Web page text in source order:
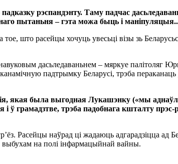
рэспандэнту. Таму падчас
пытаньня – гэта можа быць і
што расейцы хочуць увесьці візы зь
дасьледаваньнем – мяркуе палітоляг Юры
падтрымку Беларусі, трэба
якая была выгодная Лукашэнку («мы
грамадзтве, трэба падобнага кшталту прэс-
Расейцы наўрад ці жадаюць адгарадзіцца ад
на полі інфармацыйнай вайны.